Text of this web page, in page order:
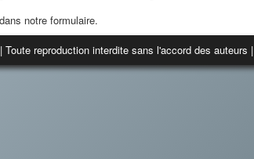
notre formulaire.
| Toute reproduction interdite sans l'accord des auteurs |